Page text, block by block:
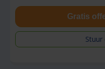
Gratis
Stuur